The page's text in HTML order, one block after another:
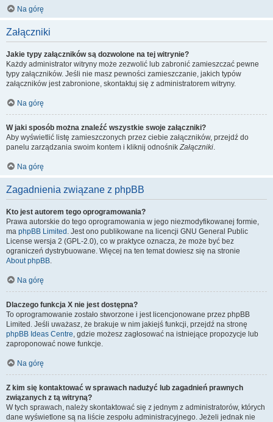
Na górę
Załączniki
Jakie typy załączników są dozwolone na tej witrynie?
Każdy administrator witryny może zezwolić lub zabronić zamieszczać pewne
typy załączników. Jeśli nie masz pewności zamieszczanie, jakich typów
załączników jest zabronione, skontaktuj się z administratorem witryny.
Na górę
W jaki sposób można znaleźć wszystkie swoje załączniki?
Aby wyświetlić listę zamieszczonych przez ciebie załączników, przejdź do
panelu zarządzania swoim kontem i kliknij odnośnikZałączniki.
Na górę
Zagadnienia związane z phpBB
Kto jest autorem tego oprogramowania?
Prawa autorskie do tego oprogramowania w jego niezmodyfikowanej formie,
ma phpBB Limited . Jest ono publikowane na licencji GNU General Public
License wersja 2 (GPL-2.0), co w praktyce oznacza, że może być bez
ograniczeń dystrybuowane. Więcej na ten temat dowiesz się na stronie
About phpBB.
Na górę
Dlaczego funkcja X nie jest dostępna?
To oprogramowanie zostało stworzone i jest licencjonowane przez phpBB
Limited. Jeśli uważasz, że brakuje w nim jakiejś funkcji, przejdź na stronę
phpBB Ideas Centre, gdzie możesz zagłosować na istniejące propozycje lub
zaproponować nowe funkcje.
Na górę
Z kim się kontaktować w sprawach nadużyć lub zagadnień prawnych
związanych z tą witryną?
W tych sprawach, należy skontaktować się z jednym z administratorów, których
dane wyświetlone są na liście zespołu administracyjnego. Jeżeli jednak nie